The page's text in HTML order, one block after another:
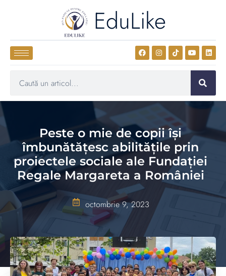
EduLike
Peste o mie de copii își
îmbunătățesc abilitățile prin
proiectele sociale ale Fundației
Regale Margareta a României
octombrie 9, 2023